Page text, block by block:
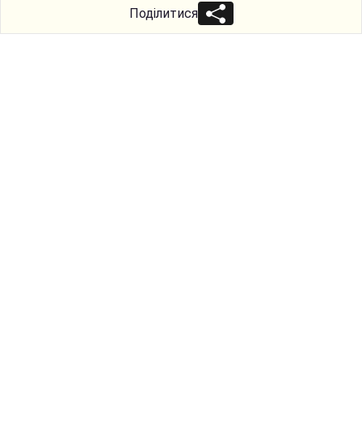
Поділитися